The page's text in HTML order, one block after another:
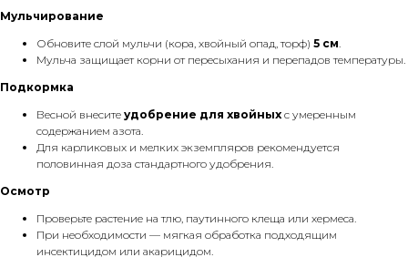
Мульчирование
Обновите слой мульчи (кора, хвойный опад, торф) 5 см.
Мульча защищает корни от пересыхания и перепадов температуры.
Подкормка
Весной внесите удобрение для хвойныхс умеренным
содержанием азота.
Для карликовых и мелких экземпляров рекомендуется
половинная доза стандартного удобрения.
Осмотр
Проверьте растение на тлю, паутинного клеща или хермеса.
При необходимости — мягкая обработка подходящим
инсектицидом или акарицидом.